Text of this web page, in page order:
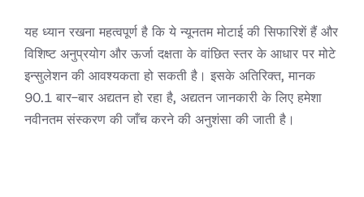
यह ध्यान रखना महत्वपूर्ण है कि ये न्यूनतम मोटाई की सिफारिशें हैं और
विशिष्ट अनुप्रयोग और ऊर्जा दक्षता के वांछित स्तर के आधार पर मोटे
इन्सुलेशन की आवश्यकता हो सकती है। इसके अतिरिक्त, मानक
90.1 बार-बार अद्यतन हो रहा है, अद्यतन जानकारी के लिए हमेशा
नवीनतम संस्करण की जाँच करने की अनुशंसा की जाती है।